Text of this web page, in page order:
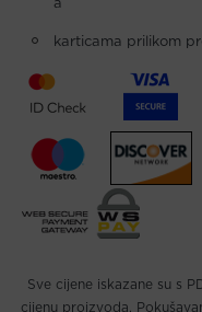
a
karticama prilikom
Sve cijene iskazane su s
cijenu proizvoda.